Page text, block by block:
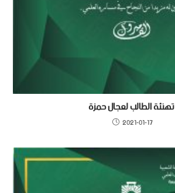
تهنئة الطالب لعجال حمزة
2021-01-17